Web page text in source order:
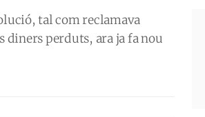
tal com reclamava
diners perduts, ara ja fa nou